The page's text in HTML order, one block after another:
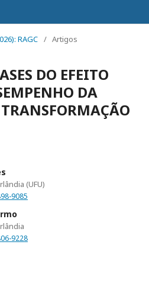
RAGC / Artigos
DO EFEITO
DA
(UFU)
9085
9228